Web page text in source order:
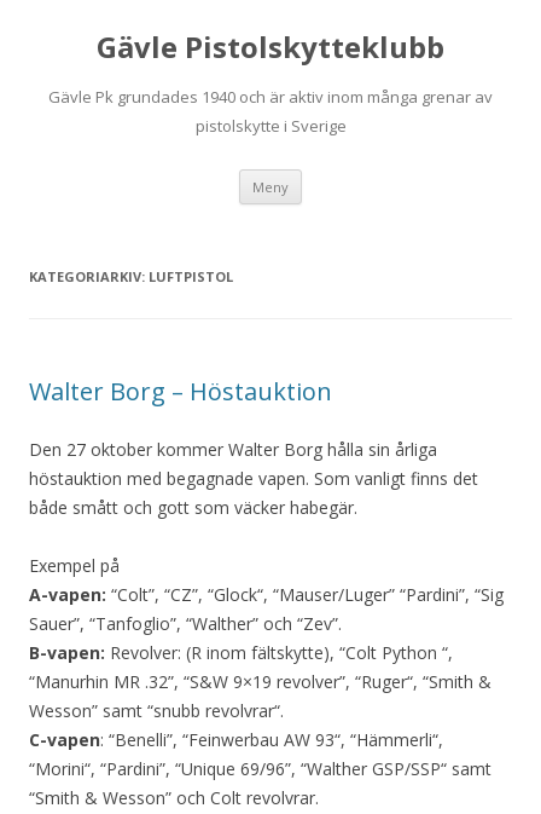
Gävle Pistolskytteklubb
Gävle Pk grundades 1940 och är aktiv inom många grenar av
pistolskytte i Sverige
Meny
KATEGORIARKIV: LUFTPISTOL
Walter Borg – Höstauktion
Den 27 oktober kommer Walter Borg hålla sin årliga
höstauktion med begagnade vapen. Som vanligt finns det
både smått och gott som väcker habegär.
Exempel på
A-vapen: “Colt”, “CZ”, “Glock“, “Mauser/Luger” “Pardini”, “Sig
Sauer”, “Tanfoglio”, “Walther” och “Zev”.
B-vapen: Revolver: (R inom fältskytte), “Colt Python “,
“Manurhin MR .32”, “S&W 9×19 revolver”, “Ruger“, “Smith &
Wesson” samt “snubb revolvrar“.
C-vapen: “Benelli”, “Feinwerbau AW 93“, “Hämmerli“,
“Morini“, “Pardini”, “Unique 69/96”, “Walther GSP/SSP“ samt
“Smith & Wesson” och Colt revolvrar.